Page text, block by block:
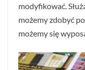
modyfikować.
możemy zdobyć
możemy się